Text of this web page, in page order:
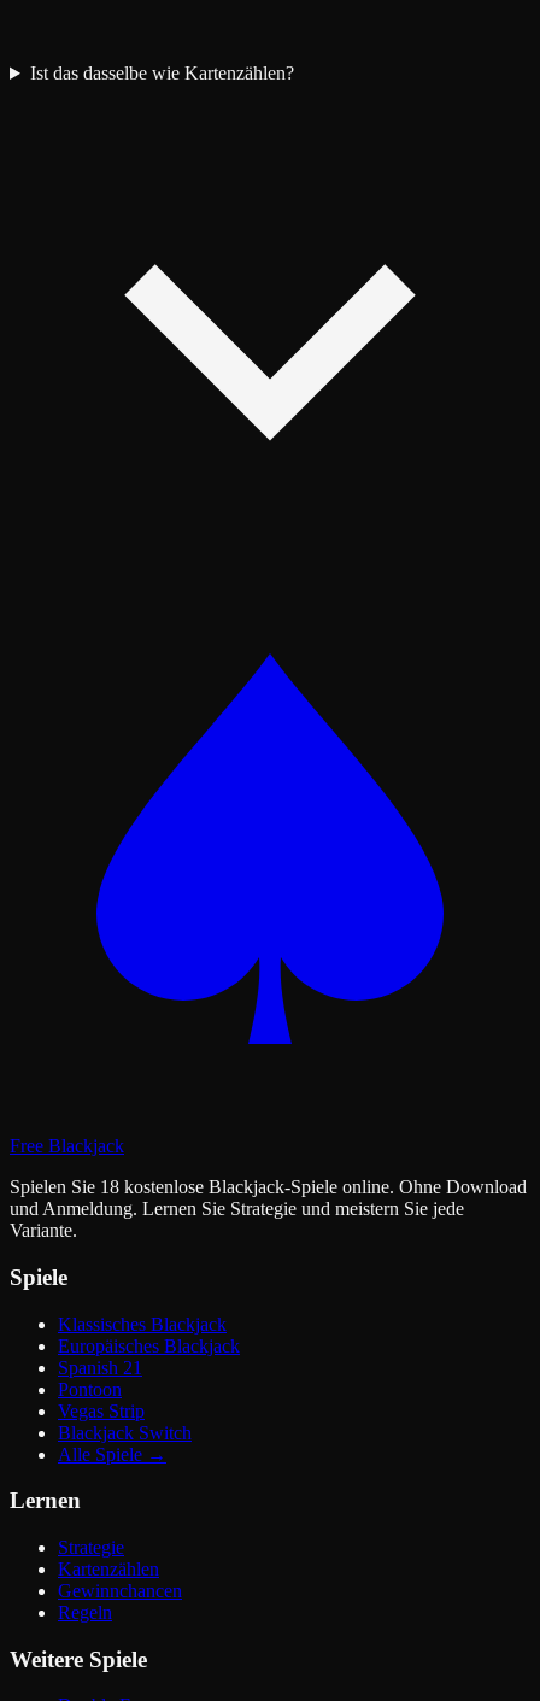
Ist das dasselbe wie Kartenzählen?
Free Blackjack
Spielen Sie 18 kostenlose Blackjack-Spiele online. Ohne Download
und Anmeldung. Lernen Sie Strategie und meistern Sie jede
Variante.
Spiele
Klassisches Blackjack
Europäisches Blackjack
Spanish 21
Pontoon
Vegas Strip
Blackjack Switch
Alle Spiele →
Lernen
Strategie
Kartenzählen
Gewinnchancen
Regeln
Weitere Spiele